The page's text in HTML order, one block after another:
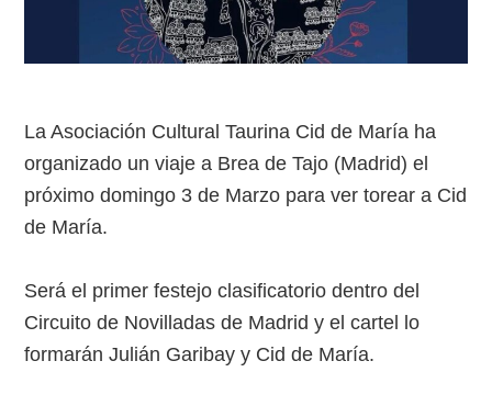
La Asociación Cultural Taurina Cid de María ha
organizado un viaje a Brea de Tajo (Madrid) el
próximo domingo 3 de Marzo para ver torear a Cid
de María.
Será el primer festejo clasificatorio dentro del
Circuito de Novilladas de Madrid y el cartel lo
formarán Julián Garibay y Cid de María.